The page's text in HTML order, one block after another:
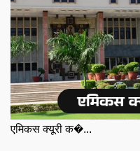
एमिकस क्यूरी क�...